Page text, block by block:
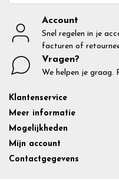
Account
Snel regelen in je
facturen of
Vragen?
We helpen je graag.
Klantenservice
Meer informatie
Mogelijkheden
Mijn account
Contactgegevens